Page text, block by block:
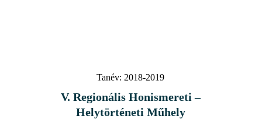
Tanév: 2018-2019
V. Regionális Honismereti –
Helytörténeti Műhely